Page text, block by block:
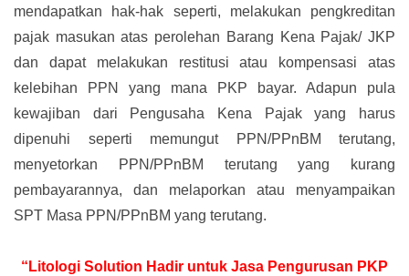
mendapatkan hak-hak seperti, melakukan pengkreditan
pajak masukan atas perolehan Barang Kena Pajak/ JKP
dan dapat melakukan restitusi atau kompensasi atas
kelebihan PPN yang mana PKP bayar. Adapun pula
kewajiban dari Pengusaha Kena Pajak yang harus
dipenuhi seperti memungut PPN/PPnBM terutang,
menyetorkan PPN/PPnBM terutang yang kurang
pembayarannya, dan melaporkan atau menyampaikan
SPT Masa PPN/PPnBM yang terutang.
“Litologi Solution Hadir untuk Jasa Pengurusan PKP